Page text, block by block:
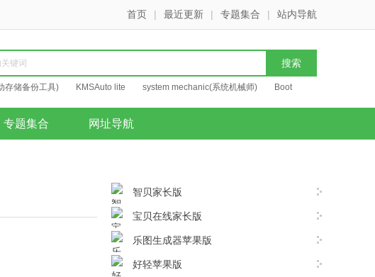
首页 | 最近更新 | 专题集合 | 站内导航
存储备份工具) KMSAuto lite system mechanic(系统机械师) Boot
专题集合 网址导航
智贝家长版
宝贝在线家长版
乐图生成器苹果版
好轻苹果版